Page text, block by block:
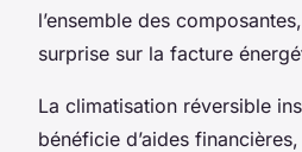
l’ensemble des
surprise sur la facture
La climatisation réversible
bénéficie d’aides